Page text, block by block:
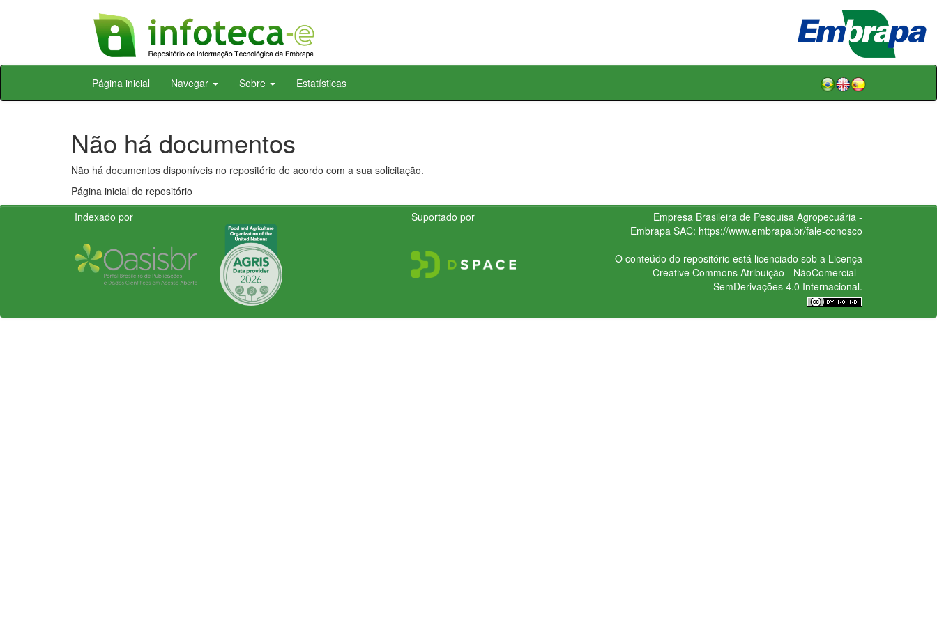
Skip
Página inicial Navegar Sobre Estatísticas
Não há documentos
Não há documentos disponíveis no repositório de acordo com a sua solicitação.
Página inicial do repositório
Indexado por
Suportado por
Empresa Brasileira de Pesquisa Agropecuária -
Embrapa SAC: https://www.embrapa.br/fale-conosco
O conteúdo do repositório está licenciado sob a Licença
Creative CommonsAtribuição - NãoComercial -
SemDerivações 4.0 Internacional.